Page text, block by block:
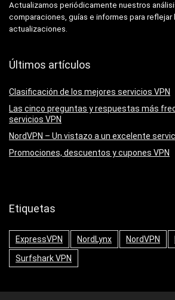
Actualizamos periódicamente nuestros
comparaciones, guías e informes para
actualizaciones.
Últimos artículos
Clasificación de los mejores servicios VPN
Las cinco preguntas y respuestas más
servicios VPN
NordVPN – Un vistazo a un excelente
Promociones, descuentos y cupones VPN
Etiquetas
ExpressVPN NordLynx NordVPN
Surfshark VPN